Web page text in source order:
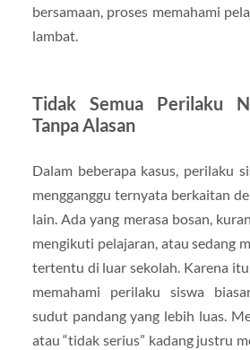
bersamaan, proses memahami
lambat.
Tidak Semua Perilaku
Tanpa Alasan
Dalam beberapa kasus, perilaku
mengganggu ternyata berkaitan
lain. Ada yang merasa bosan,
mengikuti pelajaran, atau sedang
tertentu di luar sekolah. Karena
memahami perilaku siswa
sudut pandang yang lebih luas.
atau “tidak serius” kadang justru